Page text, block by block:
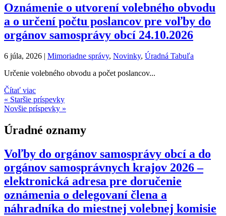
Oznámenie o utvorení volebného obvodu
a o určení počtu poslancov pre voľby do
orgánov samosprávy obcí 24.10.2026
6 júla, 2026 | Mimoriadne správy, Novinky, Úradná Tabuľa
Určenie volebného obvodu a počet poslancov...
Čítať viac
« Staršie príspevky
Novšie príspevky »
Úradné oznamy
Voľby do orgánov samosprávy obcí a do
orgánov samosprávnych krajov 2026 –
elektronická adresa pre doručenie
oznámenia o delegovaní člena a
náhradníka do miestnej volebnej komisie